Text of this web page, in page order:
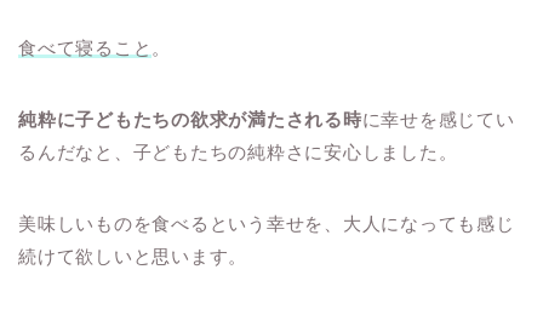
食べて寝ること 。
純粋に子どもたちの欲求が満たされる時に幸せを感じてい
るんだなと、子どもたちの純粋さに安心しました。
美味しいものを食べるという幸せを、大人になっても感じ
続けて欲しいと思います。